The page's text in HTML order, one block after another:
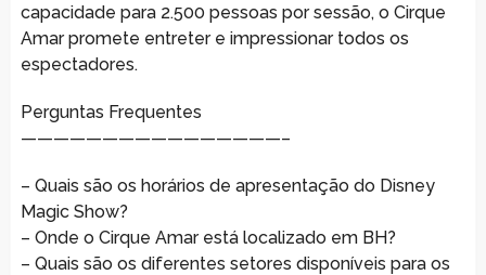
capacidade para 2.500 pessoas por sessão, o Cirque
Amar promete entreter e impressionar todos os
espectadores.
Perguntas Frequentes
————————————————–
– Quais são os horários de apresentação do Disney
Magic Show?
– Onde o Cirque Amar está localizado em BH?
– Quais são os diferentes setores disponíveis para os